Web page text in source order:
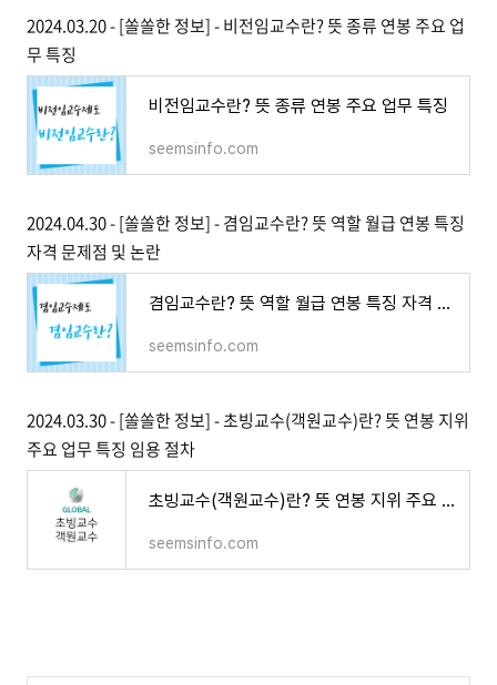
2024.03.20 - [쏠쏠한 정보] - 비전임교수란? 뜻 종류 연봉 주요 업
무 특징
비전임교수란? 뜻 종류 연봉 주요 업무 특징
seemsinfo.com
2024.04.30 - [쏠쏠한 정보] - 겸임교수란? 뜻 역할 월급 연봉 특징
자격 문제점 및 논란
겸임교수란? 뜻 역할 월급 연봉 특징 자격 문제점 및 논란
seemsinfo.com
2024.03.30 - [쏠쏠한 정보] - 초빙교수(객원교수)란? 뜻 연봉 지위
주요 업무 특징 임용 절차
초빙교수(객원교수)란? 뜻 연봉 지위 주요 업무 특징 임용 절차
seemsinfo.com